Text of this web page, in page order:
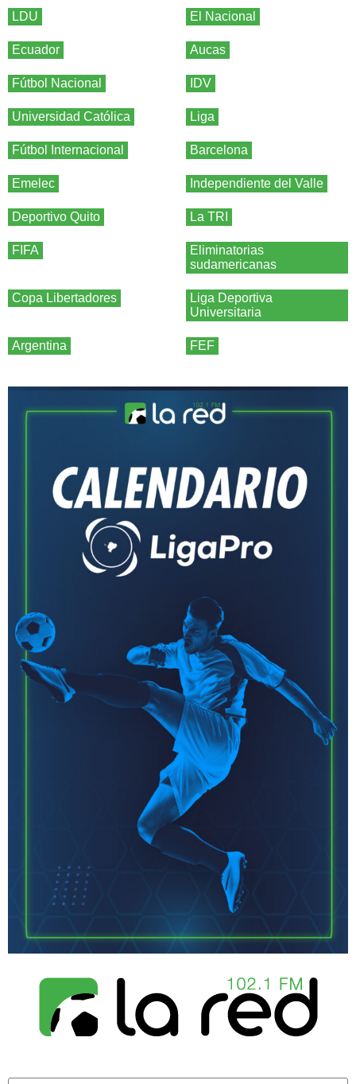
LDU El Nacional
Ecuador Aucas
Fútbol Nacional IDV
Universidad Católica Liga
Fútbol Internacional Barcelona
Emelec Independiente del Valle
Deportivo Quito La TRI
FIFA
Eliminatorias
sudamericanas
Copa Libertadores
Liga Deportiva
Universitaria
Argentina FEF